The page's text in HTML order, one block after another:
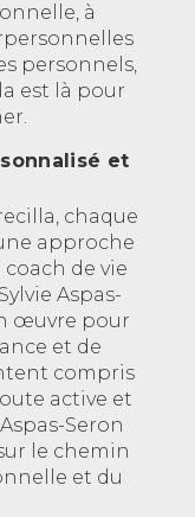
à
personnels,
est là pour
et
chaque
approche
de vie
Aspas-
œuvre pour
et de
compris
active et
Seron
le chemin
et du